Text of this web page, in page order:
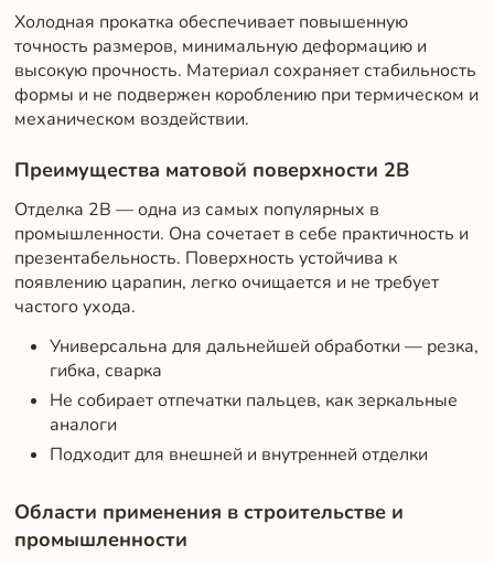
Холодная прокатка обеспечивает повышенную
точность размеров, минимальную деформацию и
высокую прочность. Материал сохраняет стабильность
формы и не подвержен короблению при термическом и
механическом воздействии.
Преимущества матовой поверхности 2B
Отделка 2B — одна из самых популярных в
промышленности. Она сочетает в себе практичность и
презентабельность. Поверхность устойчива к
появлению царапин, легко очищается и не требует
частого ухода.
Универсальна для дальнейшей обработки — резка,
гибка, сварка
Не собирает отпечатки пальцев, как зеркальные
аналоги
Подходит для внешней и внутренней отделки
Области применения в строительстве и
промышленности